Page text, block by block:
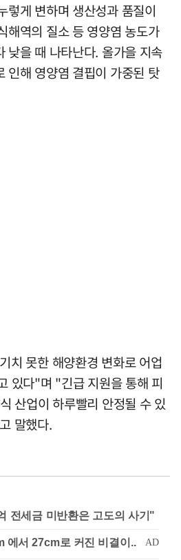
렇게 변하며 생산성과 품질이
해역의 질소 등 영양염 농도가
낮을 때 나타난다. 올가을 지속
인해 영양염 결핍이 가중된 탓
치 못한 해양환경 변화로 어업
있다"며 "긴급 지원을 통해 피
산업이 하루빨리 안정될 수 있
말했다.
전세금 미반환은 고도의 사기"